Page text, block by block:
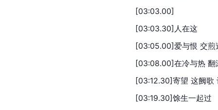
[03:03.00]
[03:03.30]人在这
[03:05.00]爱与恨 交煎
[03:08.00]在冷与热 翻
[03:12.30]寄望 这阙歌
[03:19.30]馀生一起过